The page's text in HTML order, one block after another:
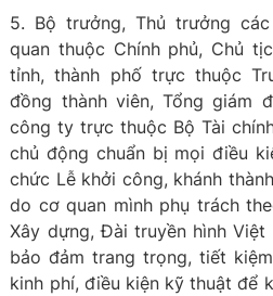
5. Bộ trưởng, Thủ trưởng
quan thuộc Chính phủ, Chủ
tỉnh, thành phố trực thuộc
đồng thành viên, Tổng giám
công ty trực thuộc Bộ Tài
chủ động chuẩn bị mọi điều
chức Lễ khởi công, khánh
do cơ quan mình phụ trách
Xây dựng, Đài truyền hình
bảo đảm trang trọng, tiết
kinh phí, điều kiện kỹ thuật để